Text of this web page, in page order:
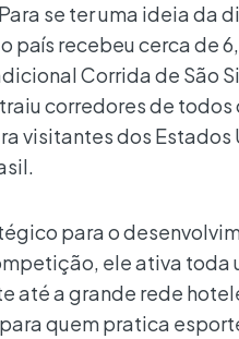
se ter uma ideia da
país recebeu cerca de
Corrida de São
corredores de todos
visitantes dos Estados
para o
ele ativa toda
até a grande rede
quem pratica